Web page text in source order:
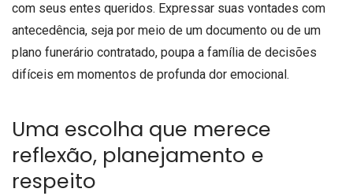
com seus entes queridos. Expressar suas vontades com
antecedência, seja por meio de um documento ou de um
plano funerário contratado, poupa a família de decisões
difíceis em momentos de profunda dor emocional.
Uma escolha que merece
reflexão, planejamento e
respeito